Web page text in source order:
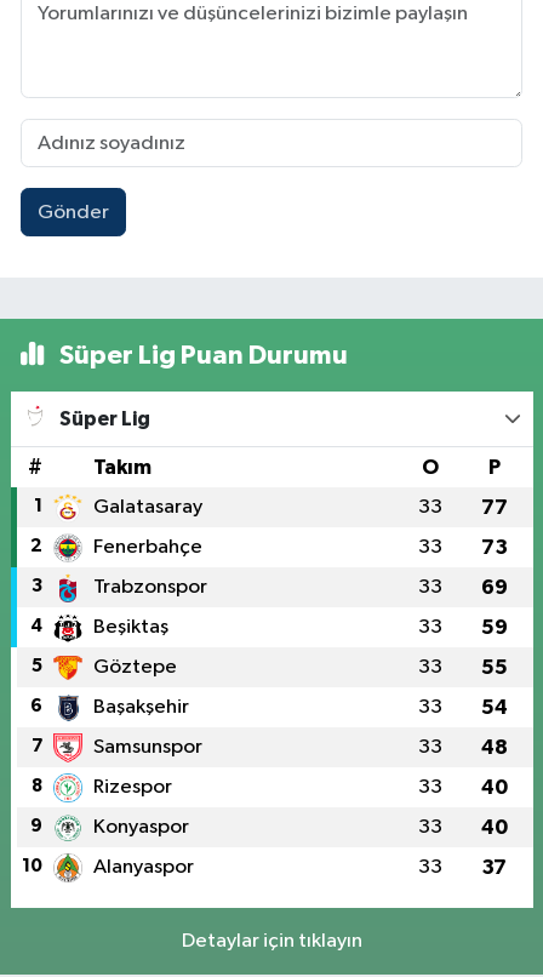
Gönder
Süper Lig Puan Durumu
Süper Lig
# Takım O P
1 Galatasaray 33 77
2 Fenerbahçe 33 73
3 Trabzonspor 33 69
4 Beşiktaş 33 59
5 Göztepe 33 55
6 Başakşehir 33 54
7 Samsunspor 33 48
8 Rizespor 33 40
9 Konyaspor 33 40
10 Alanyaspor 33 37
Detaylar için tıklayın